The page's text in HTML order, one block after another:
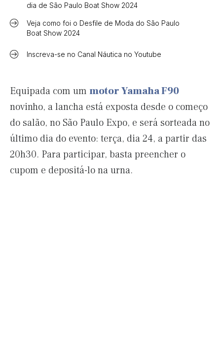
dia de São Paulo Boat Show 2024
Veja como foi o Desfile de Moda do São Paulo
Boat Show 2024
Inscreva-se no Canal Náutica no Youtube
Equipada com um motor Yamaha F90
novinho, a lancha está exposta desde o começo
do salão, no São Paulo Expo, e será sorteada no
último dia do evento: terça, dia 24, a partir das
20h30. Para participar, basta preencher o
cupom e depositá-lo na urna.